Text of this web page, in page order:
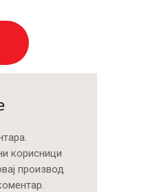
корисници
производ